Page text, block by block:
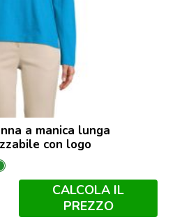
a manica lunga
con logo
CALCOLA IL
PREZZO